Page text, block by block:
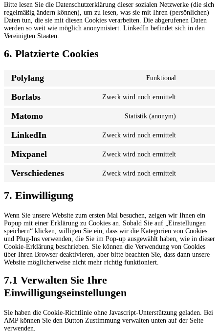
Bitte lesen Sie die Datenschutzerklärung dieser sozialen Netzwerke (die sich
regelmäßig ändern können), um zu lesen, was sie mit Ihren (persönlichen)
Daten tun, die sie mit diesen Cookies verarbeiten. Die abgerufenen Daten
werden so weit wie möglich anonymisiert. LinkedIn befindet sich in den
Vereinigten Staaten.
6. Platzierte Cookies
Polylang Funktional
Borlabs Zweck wird noch ermittelt
Matomo Statistik (anonym)
LinkedIn Zweck wird noch ermittelt
Mixpanel Zweck wird noch ermittelt
Verschiedenes Zweck wird noch ermittelt
7. Einwilligung
Wenn Sie unsere Website zum ersten Mal besuchen, zeigen wir Ihnen ein
Popup mit einer Erklärung zu Cookies an. Sobald Sie auf „Einstellungen
speichern“ klicken, willigen Sie ein, dass wir die Kategorien von Cookies
und Plug-Ins verwenden, die Sie im Pop-up ausgewählt haben, wie in dieser
Cookie-Erklärung beschrieben. Sie können die Verwendung von Cookies
über Ihren Browser deaktivieren, aber bitte beachten Sie, dass dann unsere
Website möglicherweise nicht mehr richtig funktioniert.
7.1 Verwalten Sie Ihre
Einwilligungseinstellungen
Sie haben die Cookie-Richtlinie ohne Javascript-Unterstützung geladen. Bei
AMP können Sie den Button Zustimmung verwalten unten auf der Seite
verwenden.